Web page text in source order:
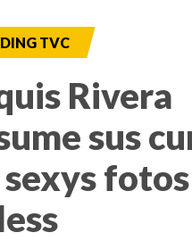
TVC
Rivera
sus